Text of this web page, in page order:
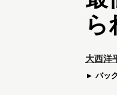
ら
大西洋
バッ